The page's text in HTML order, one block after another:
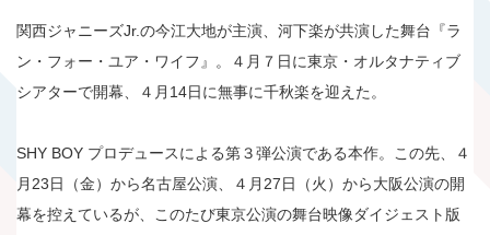
関西ジャニーズJr.の今江大地が主演、河下楽が共演した舞台『ラ
ン・フォー・ユア・ワイフ』。４月７日に東京・オルタナティブ
シアターで開幕、４月14日に無事に千秋楽を迎えた。
SHY BOY プロデュースによる第３弾公演である本作。この先、４
月23日（金）から名古屋公演、４月27日（火）から大阪公演の開
幕を控えているが、このたび東京公演の舞台映像ダイジェスト版